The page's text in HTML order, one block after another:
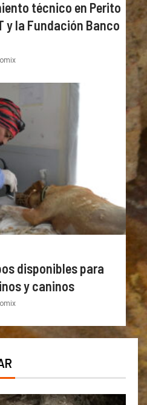
técnico en Perito
y la Fundación Banco
disponibles para
y caninos